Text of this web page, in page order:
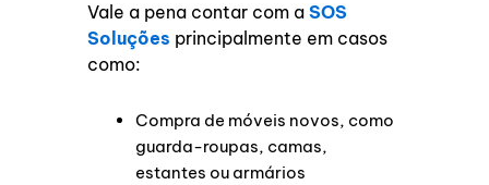
Vale a pena contar com aSOS
Soluções principalmente em casos
como:
Compra de móveis novos, como
guarda-roupas, camas,
estantes ou armários